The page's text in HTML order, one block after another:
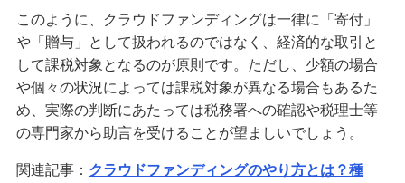
このように、クラウドファンディングは一律に「寄付」
や「贈与」として扱われるのではなく、経済的な取引と
して課税対象となるのが原則です。ただし、少額の場合
や個々の状況によっては課税対象が異なる場合もあるた
め、実際の判断にあたっては税務署への確認や税理士等
の専門家から助言を受けることが望ましいでしょう。
関連記事： クラウドファンディングのやり方とは？種